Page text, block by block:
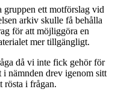
ett motförslag vid
arkiv skulle få behålla
för att möjliggöra en
mer tillgängligt.
då vi inte fick gehör för
nämnden drev igenom sitt
rösta i frågan.